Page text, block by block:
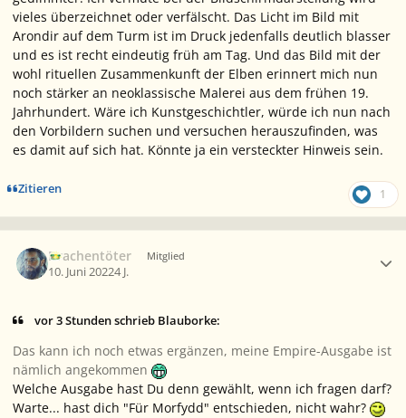
vieles überzeichnet oder verfälscht. Das Licht im Bild mit
Arondir auf dem Turm ist im Druck jedenfalls deutlich blasser
und es ist recht eindeutig früh am Tag. Und das Bild mit der
wohl rituellen Zusammenkunft der Elben erinnert mich nun
noch stärker an neoklassische Malerei aus dem frühen 19.
Jahrhundert. Wäre ich Kunstgeschichtler, würde ich nun nach
den Vorbildern suchen und versuchen herauszufinden, was
es damit auf sich hat. Könnte ja ein versteckter Hinweis sein.
Zitieren 1
Drachentöter Mitglied
10. Juni 20224 J.
vor 3 Stunden schrieb Blauborke:
Das kann ich noch etwas ergänzen, meine Empire-Ausgabe ist
nämlich angekommen
Welche Ausgabe hast Du denn gewählt, wenn ich fragen darf?
Warte... hast dich "Für Morfydd" entschieden, nicht wahr?